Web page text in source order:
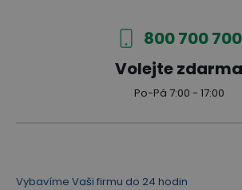
Kolekce kancelářského nábytku
prostor spojení funkčnosti,
pocitu útulnosti a hřejivosti.
800 700 700
Volejte zdarma
Po-Pá 7:00 - 17:00
Vybavíme Vaši firmu do 24 hodin